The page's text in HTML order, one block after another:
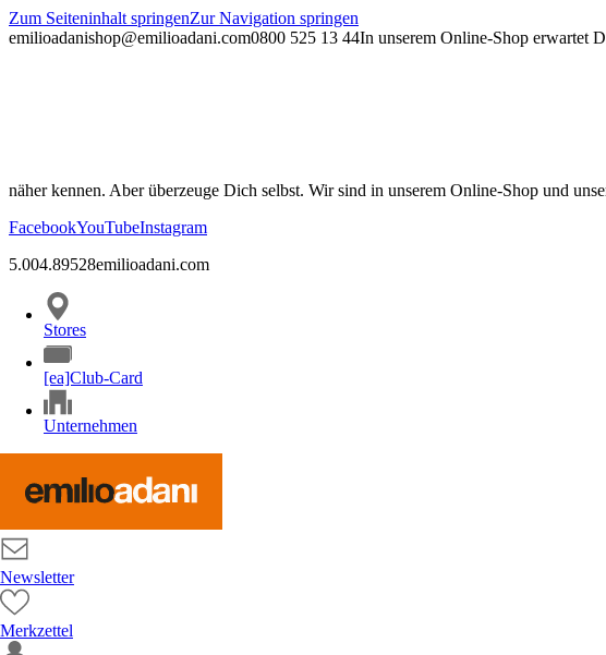
Zum Seiteninhalt springenZur Navigation springen
emilioadanishop@emilioadani.com0800 525 13 44In unserem Online-Shop erwartet
näher kennen. Aber überzeuge Dich selbst. Wir sind in unserem Online-Shop und
FacebookYouTubeInstagram
5.004.89528emilioadani.com
Stores
[ea]Club-Card
Unternehmen
Newsletter
Merkzettel